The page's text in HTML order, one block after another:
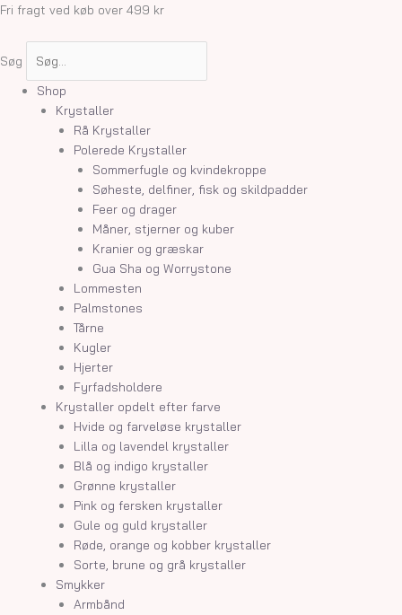
Gå
Fri fragt ved køb over 499 kr
Søg
Shop
Krystaller
Rå Krystaller
Polerede Krystaller
Sommerfugle og kvindekroppe
Søheste, delfiner, fisk og skildpadder
Feer og drager
Måner, stjerner og kuber
Kranier og græskar
Gua Sha og Worrystone
Lommesten
Palmstones
Tårne
Kugler
Hjerter
Fyrfadsholdere
Krystaller opdelt efter farve
Hvide og farveløse krystaller
Lilla og lavendel krystaller
Blå og indigo krystaller
Grønne krystaller
Pink og fersken krystaller
Gule og guld krystaller
Røde, orange og kobber krystaller
Sorte, brune og grå krystaller
Smykker
Armbånd